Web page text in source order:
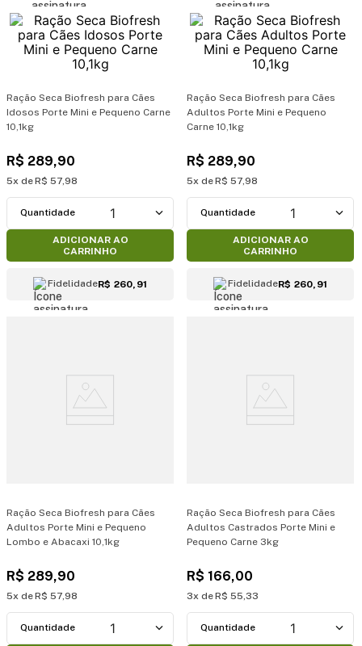
Ração Seca Biofresh para Cães
Idosos Porte Mini e Pequeno Carne
10,1kg
R$ 289,90
5 R$ 57,98
1
ADICIONAR AO
CARRINHO
FidelidadeR$ 260,91
Ração Seca Biofresh para Cães
Adultos Porte Mini e Pequeno
Carne 10,1kg
R$ 289,90
5 R$ 57,98
1
ADICIONAR AO
CARRINHO
FidelidadeR$ 260,91
Ração Seca Biofresh para Cães
Adultos Porte Mini e Pequeno
Lombo e Abacaxi 10,1kg
R$ 289,90
5 R$ 57,98
1
Ração Seca Biofresh para Cães
Adultos Castrados Porte Mini e
Pequeno Carne 3kg
R$ 166,00
3 R$ 55,33
1